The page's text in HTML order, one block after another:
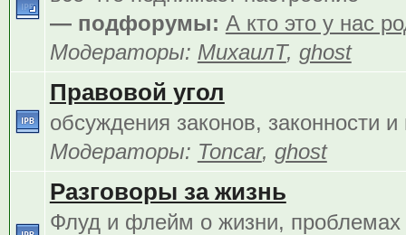
— подфорумы: А кто это у нас
Модераторы: МихаилТ, ghost
Правовой угол
обсуждения законов, законности и
Модераторы: Toncar, ghost
Разговоры за жизнь
Флуд и флейм о жизни, проблемах